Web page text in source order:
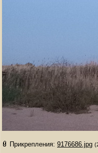
Прикрепления: 9176686.jpg